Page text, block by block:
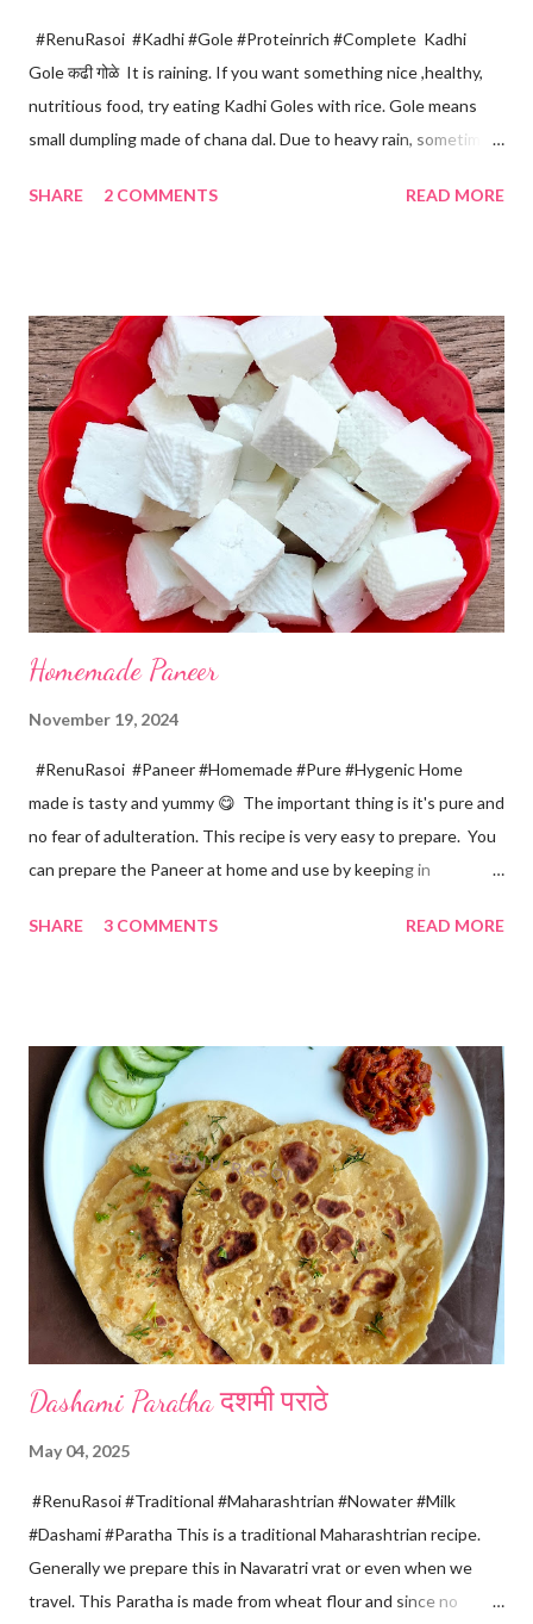
#RenuRasoi #Kadhi #Gole #Proteinrich #Complete Kadhi
Gole कढी गोळे It is raining. If you want something nice ,healthy,
nutritious food, try eating Kadhi Goles with rice. Gole means
small dumpling made of chana dal. Due to heavy rain, sometimes
Kadhi Gole by using the ingredients that are available easily in
chillies... 2 *Garlic pods... 4 *Ginger grated... 1/2 tsp *Turmeric...
a pinch *Cumin seeds... 1/4 tsp *Salt... 1/2 tsp Method... *Wash
the Chana dal and soak it in 2 cups of water for at least 2 hours.
The dal soaks well in 2 hours. *Strain all the water in the
colander. *In a mixer bowl, add green chilli, garlic, ginger,
turmeric, salt and soaked chana dal. Grind the dal on ...
SHARE 2 COMMENTS READ MORE
Homemade Paneer
November 19, 2024
#RenuRasoi #Paneer #Homemade #Pure #Hygenic Home
made is tasty and yummy 😋 The important thing is it's pure and
no fear of adulteration. This recipe is very easy to prepare. You
can prepare the Paneer at home and use by keeping in
*Vinegar... 2 tablespoons *Water... 4 tablespoons. Method...
spoon only. *When milk solid separates and yellowish water
releases, immediately switch off the Gas. Overboiling will make
paneer hard in texture. *Place one soft cotton cloth in a steel
strainer. Keep this strainer in a big pan so that whey water will
get collected in the pan. Strain this milk and Paneer mix from the
strainer. *Immediately fold the cloth with paneer from all the
four sides and mak...
SHARE 3 COMMENTS READ MORE
Dashami Paratha दशमी पराठे
May 04, 2025
#RenuRasoi #Traditional #Maharashtrian #Nowater #Milk
#Dashami #Paratha This is a traditional Maharashtrian recipe.
Generally we prepare this in Navaratri vrat or even when we
travel. This Paratha is made from wheat flour and since no